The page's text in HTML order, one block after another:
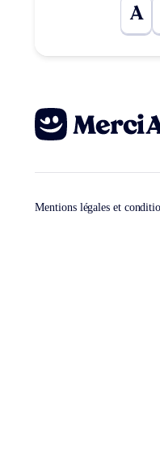
A
Mentions légales et